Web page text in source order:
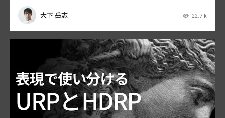
大下 岳志 22.7 k